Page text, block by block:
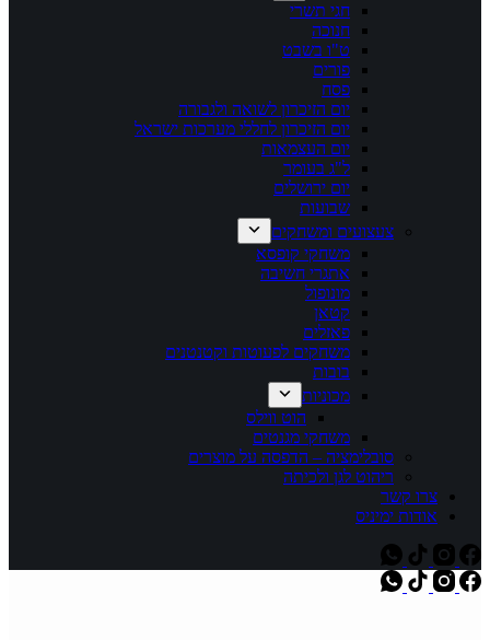
חגי תשרי
חנוכה
ט"ו בשבט
פורים
פסח
יום הזיכרון לשואה ולגבורה
יום הזיכרון לחללי מערכות ישראל
יום העצמאות
ל"ג בעומר
יום ירושלים
שבועות
צעצועים ומשחקים
משחקי קופסא
אתגרי חשיבה
מונופול
קטאן
פאזלים
משחקים לפעוטות וקטנטנים
בובות
מכוניות
הוט ווילס
משחקי מגנטים
סובלימציה – הדפסה על מוצרים
ריהוט לגן ולכיתה
צרו קשר
אודות ימיניס